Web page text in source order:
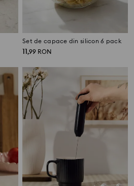
Set de capace din silicon 6 pack
11,99 RON